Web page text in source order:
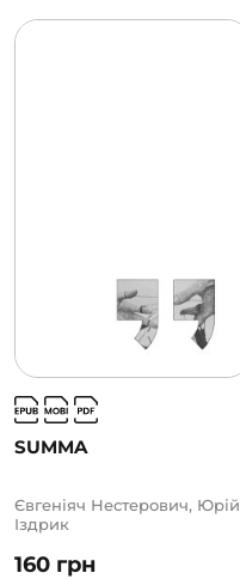
SUMMA
160 грн
Євгеніяч Нестерович, Юрій
Іздрик